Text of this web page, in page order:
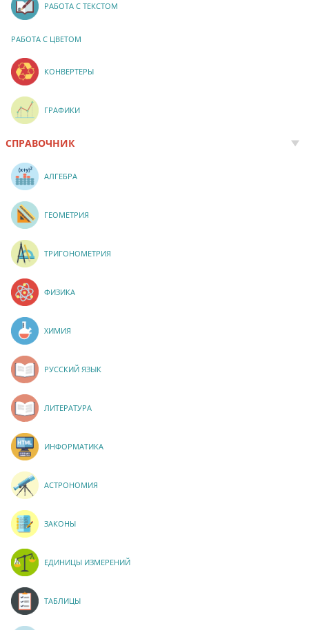
РАБОТА С ТЕКСТОМ
РАБОТА С ЦВЕТОМ
КОНВЕРТЕРЫ
ГРАФИКИ
СПРАВОЧНИК
АЛГЕБРА
ГЕОМЕТРИЯ
ТРИГОНОМЕТРИЯ
ФИЗИКА
ХИМИЯ
РУССКИЙ ЯЗЫК
ЛИТЕРАТУРА
ИНФОРМАТИКА
АСТРОНОМИЯ
ЗАКОНЫ
ЕДИНИЦЫ ИЗМЕРЕНИЙ
ТАБЛИЦЫ